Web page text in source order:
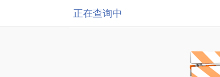
正在查询中